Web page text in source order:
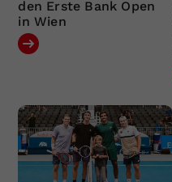
den Erste Bank Open
in Wien